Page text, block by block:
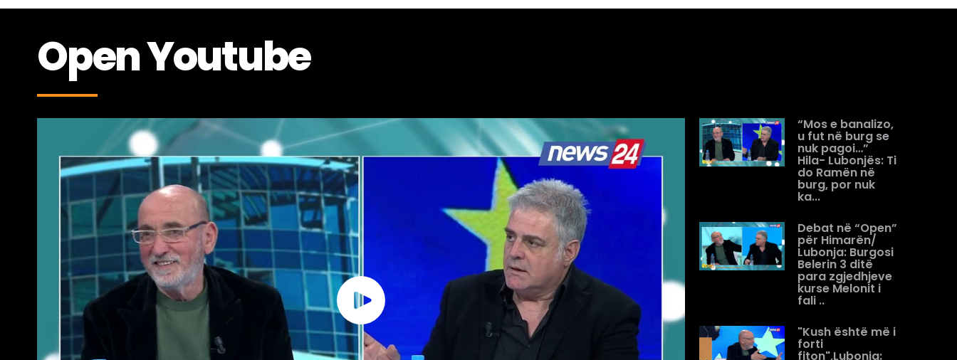
Open Youtube
“Mos e banalizo,
u fut në burg se
nuk pagoi…”
Hila- Lubonjës: Ti
do Ramën në
burg, por nuk
ka...
Debat në “Open”
për Himarën/
Lubonja: Burgosi
Belerin 3 ditë
para zgjedhjeve
kurse Melonit i
fali ..
"Kush është më i
forti
fiton",Lubonja: